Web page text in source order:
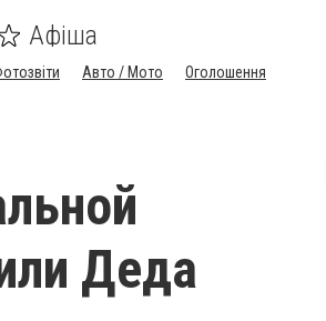
Афіша
Авто / Мото Оголошення
Деда